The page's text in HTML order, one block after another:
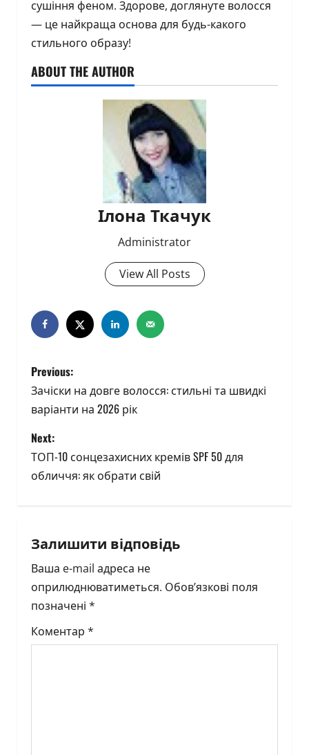
сушіння феном. Здорове, доглянуте волосся
— це найкраща основа для будь-какого
стильного образу!
ABOUT THE AUTHOR
Ілона Ткачук
Administrator
View All Posts
P
o
s
t
n
v
i
g
a
Previous:
Зачіски на довге волосся: стильні та швидкі
варіанти на 2026 рік
Next:
ТОП-10 сонцезахисних кремів SPF 50 для
обличчя: як обрати свій
Залишити відповідь
Ваша e-mail адреса не
оприлюднюватиметься. Обов’язкові поля
позначені *
Коментар *